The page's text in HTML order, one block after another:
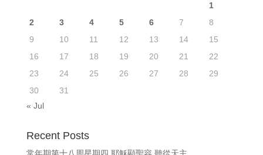
1
2
3 4 5 6 7
8
9
10 11 12 13 14
15
16
17 18 19 20 21
22
23
24 25 26 27 28
29
30
31
« Jul
Recent Posts